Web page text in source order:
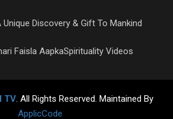
Discovery & Gift To Mankind
Faisla AapkaSpirituality Videos
TV. All Rights Reserved. Maintained By
ApplicCode